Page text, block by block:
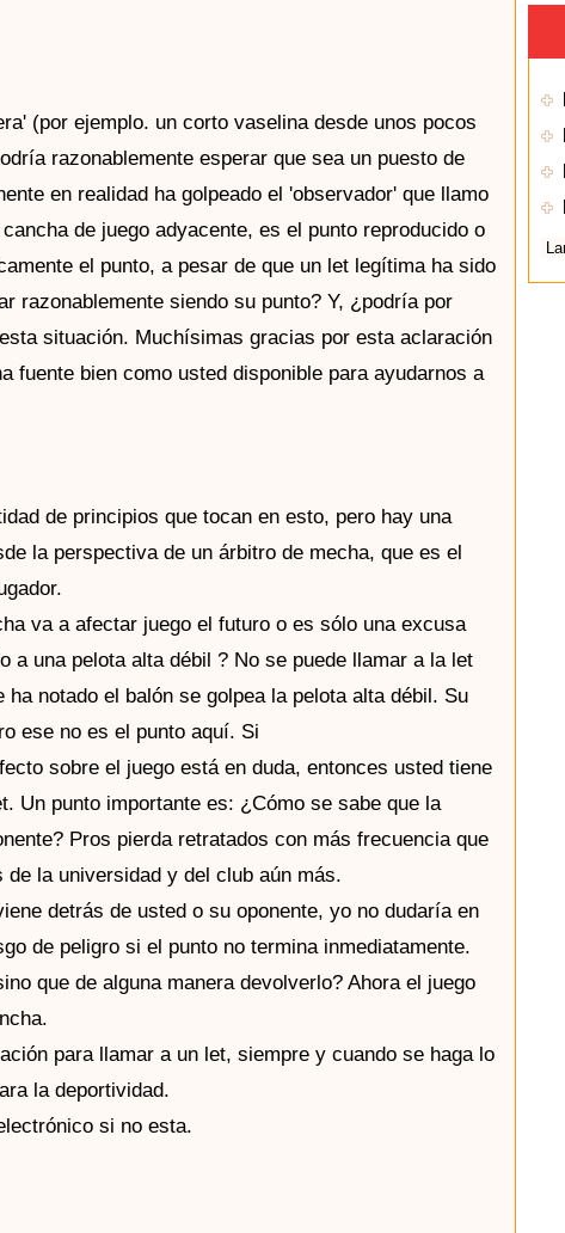
(por ejemplo. un corto vaselina desde unos pocos
razonablemente esperar que sea un puesto de
en realidad ha golpeado el 'observador' que llamo
de juego adyacente, es el punto reproducido o
el punto, a pesar de que un let legítima ha sido
razonablemente siendo su punto? Y, ¿podría por
situación. Muchísimas gracias por esta aclaración
fuente bien como usted disponible para ayudarnos a
de principios que tocan en esto, pero hay una
la perspectiva de un árbitro de mecha, que es el
va a afectar juego el futuro o es sólo una excusa
a una pelota alta débil ? No se puede llamar a la let
ha notado el balón se golpea la pelota alta débil. Su
ese no es el punto aquí. Si
sobre el juego está en duda, entonces usted tiene
Un punto importante es: ¿Cómo se sabe que la
Pros pierda retratados con más frecuencia que
la universidad y del club aún más.
detrás de usted o su oponente, yo no dudaría en
de peligro si el punto no termina inmediatamente.
que de alguna manera devolverlo? Ahora el juego
para llamar a un let, siempre y cuando se haga lo
la deportividad.
si no esta.